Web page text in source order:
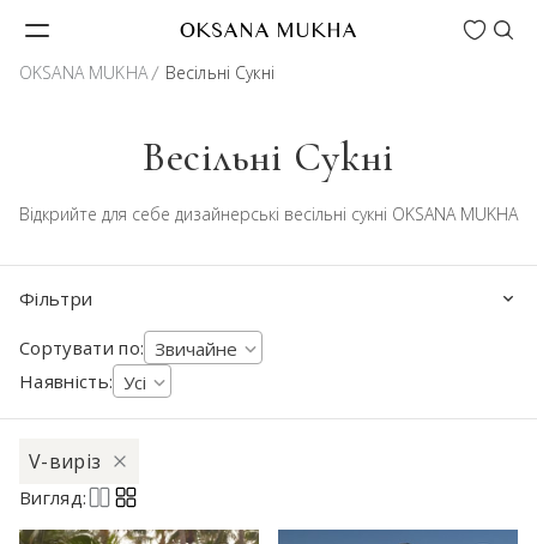
OKSANA MUKHA Wishlist
OKSANA MUKHA Весільні Сукні
Весільні Сукні
Відкрийте для себе дизайнерські весільні сукні OKSANA MUKHA
Фільтри
Сортувати по: Звичайне
Наявність: Усі
V-виріз
Вигляд: